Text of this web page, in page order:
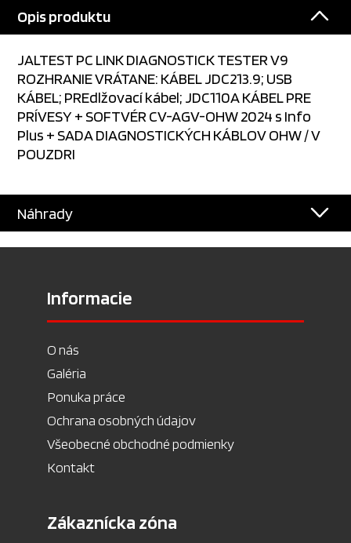
Opis produktu
JALTEST PC LINK DIAGNOSTICK TESTER V9
ROZHRANIE VRÁTANE: KÁBEL JDC213.9; USB
KÁBEL; PREdlžovací kábel; JDC110A KÁBEL PRE
PRÍVESY + SOFTVÉR CV-AGV-OHW 2024 s Info
Plus + SADA DIAGNOSTICKÝCH KÁBLOV OHW / V
POUZDRI
Náhrady
Informacie
O nás
Galéria
Ponuka práce
Ochrana osobných údajov
Všeobecné obchodné podmienky
Kontakt
Zákaznícka zóna